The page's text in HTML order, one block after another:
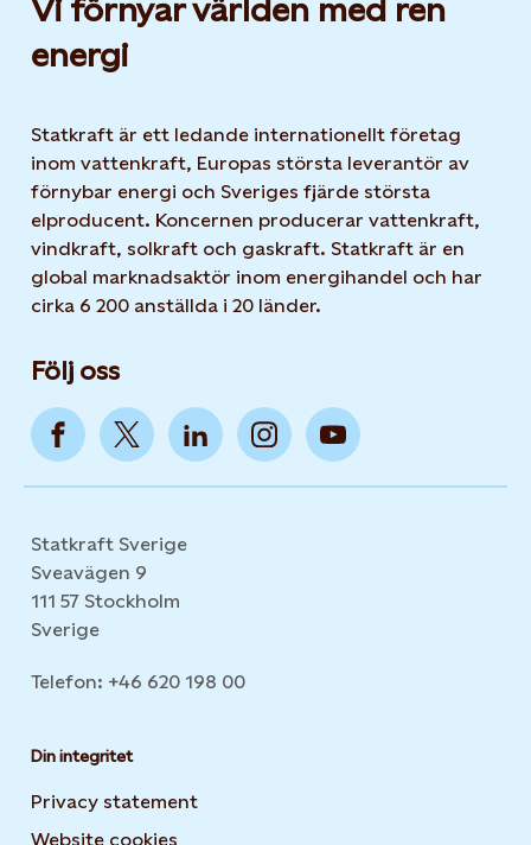
Vi förnyar världen med ren
energi
Statkraft är ett ledande internationellt företag
inom vattenkraft, Europas största leverantör av
förnybar energi och Sveriges fjärde största
elproducent. Koncernen producerar vattenkraft,
vindkraft, solkraft och gaskraft. Statkraft är en
global marknadsaktör inom energihandel och har
cirka 6 200 anställda i 20 länder.
Följ oss
Statkraft Sverige
Sveavägen 9
111 57 Stockholm
Sverige
Telefon: +46 620 198 00
Din integritet
Privacy statement
Website cookies